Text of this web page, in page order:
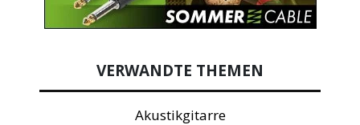
VERWANDTE THEMEN
Akustikgitarre